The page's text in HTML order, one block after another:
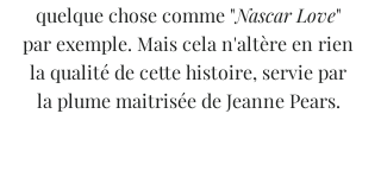
quelque chose comme "Nascar Love"
par exemple. Mais cela n'altère en rien
la qualité de cette histoire, servie par
la plume maitrisée de Jeanne Pears.